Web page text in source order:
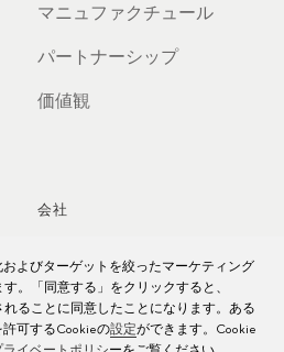
マニュファクチュール
パートナーシップ
価値観
会社
ジョブズ
プレス
よびターゲットを絞ったマーケティング
。「同意する」をクリックすると、
ることに同意したことになります。ある
可するCookieの設定ができます。Cookie